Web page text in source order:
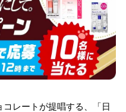
レートが提唱する、「日